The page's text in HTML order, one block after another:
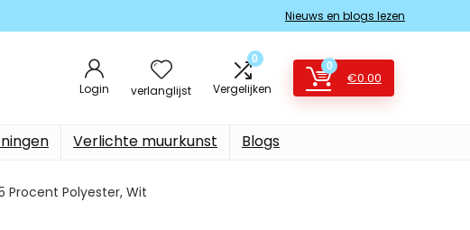
Nieuws en blogs lezen
Login verlanglijst
0
Vergelijken
0
€0.00
Verlichte muurkunst Blogs
Procent Polyester, Wit